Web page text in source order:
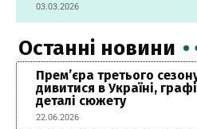
03.03.2026
Останні новини
Прем’єра третього
дивитися в Україні,
деталі сюжету
22.06.2026